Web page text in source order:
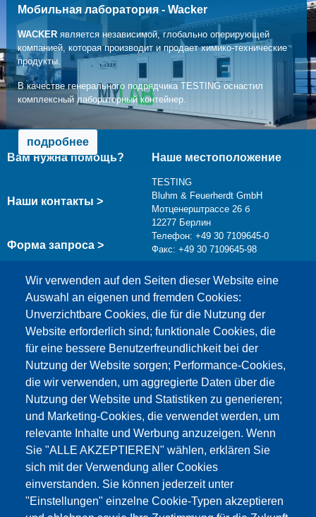
Мобильная лаборатория - Wacker
WACKERявляется независимой, глобально оперирующей
компанией, которая производит и продает химико-технические
продукты.
В качестве генерального подрядчика TESTING оснастил
комплексный лабораторный контейнер.
подробнее
Wir verwenden auf den Seiten dieser Website eine
Auswahl an eigenen und fremden Cookies:
Unverzichtbare Cookies, die für die Nutzung der
Website erforderlich sind; funktionale Cookies, die
für eine bessere Benutzerfreundlichkeit bei der
Nutzung der Website sorgen; Performance-Cookies,
die wir verwenden, um aggregierte Daten über die
Nutzung der Website und Statistiken zu generieren;
und Marketing-Cookies, die verwendet werden, um
relevante Inhalte und Werbung anzuzeigen. Wenn
Sie "ALLE AKZEPTIEREN" wählen, erklären Sie
sich mit der Verwendung aller Cookies
einverstanden. Sie können jederzeit unter
"Einstellungen" einzelne Cookie-Typen akzeptieren
Вам нужна помощь?
Наши контакты >
Форма запроса >
Наше местоположение
TESTING
Bluhm & Feuerherdt GmbH
Мотценерштрассе 26 б
12277 Берлин
Телефон: +49 30 7109645-0
Факс: +49 30 7109645-98
info@testing.de
Этот материал заблокирован, потому что
файлы cookie Google Maps не были приняты.
НЕОБХОДИМО ПРИНЯТЬ ТОЛЬКО
ФАЙЛЫ COOKIE GOOGLE MAPS.
Alle Cookies akzeptieren